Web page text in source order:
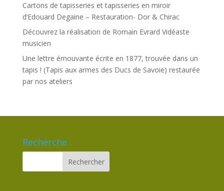
Cartons de tapisseries et tapisseries en miroir
d’Edouard Degaine – Restauration- Dor & Chirac
Découvrez la réalisation de Romain Evrard Vidéaste
musicien
Une lettre émouvante écrite en 1877, trouvée dans un
tapis ! (Tapis aux armes des Ducs de Savoie) restaurée
par nos ateliers
Recherche :